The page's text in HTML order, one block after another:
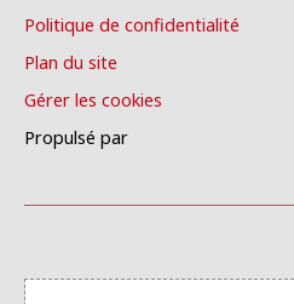
Politique de confidentialité
Plan du site
Gérer les cookies
Propulsé par